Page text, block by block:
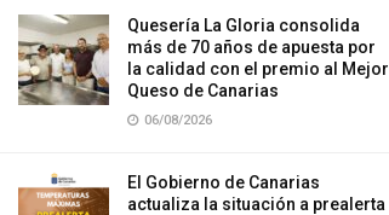
Quesería La Gloria consolida
más de 70 años de apuesta por
la calidad con el premio al Mejor
Queso de Canarias
06/08/2026
El Gobierno de Canarias
actualiza la situación a prealerta